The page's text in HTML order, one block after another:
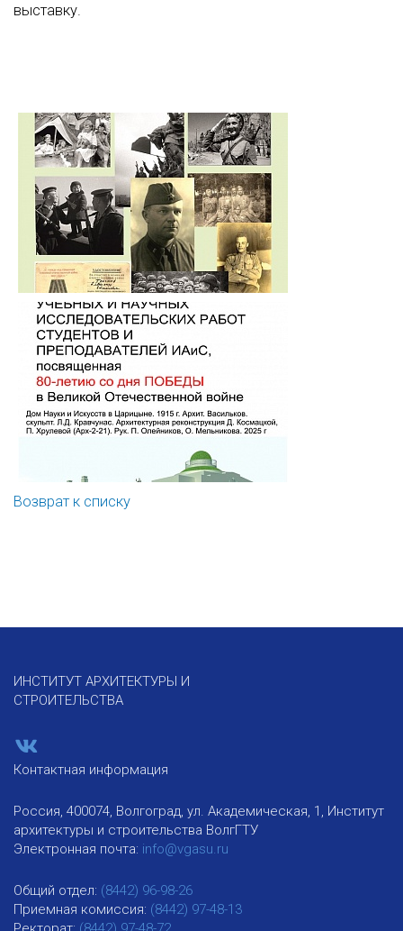
выставку.
Возврат к списку
ИНСТИТУТ АРХИТЕКТУРЫ И
СТРОИТЕЛЬСТВА
Контактная информация
Россия, 400074, Волгоград, ул. Академическая, 1, Институт
архитектуры и строительства ВолгГТУ
Электронная почта: info@vgasu.ru
Общий отдел: (8442) 96-98-26
Приемная комиссия: (8442) 97-48-13